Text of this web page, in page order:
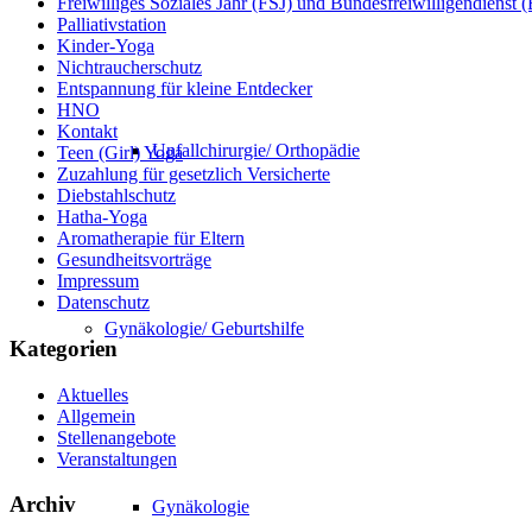
Unfallchirurgie/ Orthopädie
Gynäkologie/ Geburtshilfe
Gynäkologie
Palliativstation
Kinder-Yoga
Nichtraucherschutz
Entspannung für kleine Entdecker
HNO
Kontakt
Teen (Girl) Yoga
Zuzahlung für gesetzlich Versicherte
Diebstahlschutz
Hatha-Yoga
Aromatherapie für Eltern
Gesundheitsvorträge
Impressum
Datenschutz
Kategorien
Aktuelles
Allgemein
Stellenangebote
Veranstaltungen
Archiv